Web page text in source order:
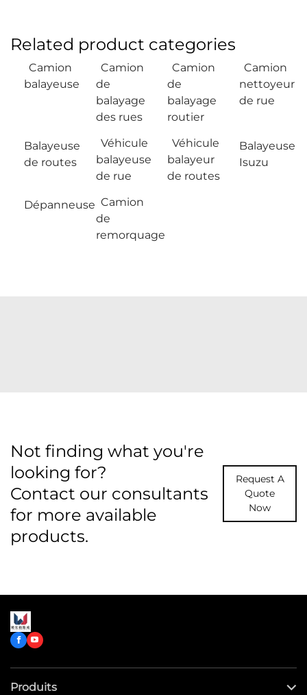
Related product categories
Camion
balayeuse
Camion
de
balayage
des rues
Camion
de
balayage
routier
Camion
nettoyeur
de rue
Balayeuse
de routes
Véhicule
balayeuse
de rue
Véhicule
balayeur
de routes
Balayeuse
Isuzu
Dépanneuse Camion
de
remorquage
Not finding what you're
looking for?
Contact our consultants
for more available
products.
Request A
Quote
Now
Produits